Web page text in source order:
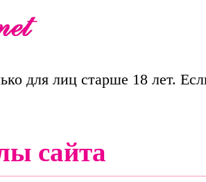
для лиц старше 18 лет.
сайта